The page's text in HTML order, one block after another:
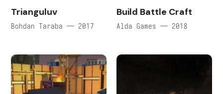
Trianguluv
Bohdan Taraba — 2017
Build Battle Craft
Alda Games — 2018